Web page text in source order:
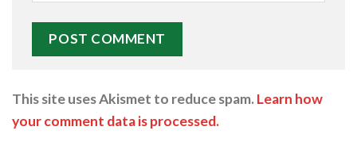
This site uses Akismet to reduce spam.Learn how
your comment data is processed.